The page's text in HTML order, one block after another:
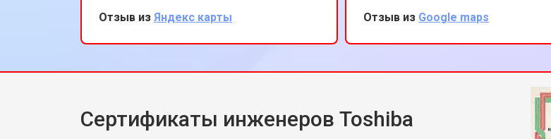
качеством обслуживания и
профессионализмом команды.
Отзыв из Яндекс карты
разумные. Рекомендую этот
всем владельцам техники Toshiba.
Отзыв из Google maps
Сертификаты инженеров Toshiba